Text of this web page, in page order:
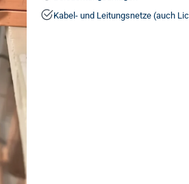
Kabel- und Leitungsnetze (auch